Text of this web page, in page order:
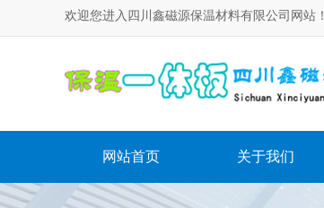
欢迎您进入四川鑫磁源保温材料有限公司网站！
网站首页 关于我们